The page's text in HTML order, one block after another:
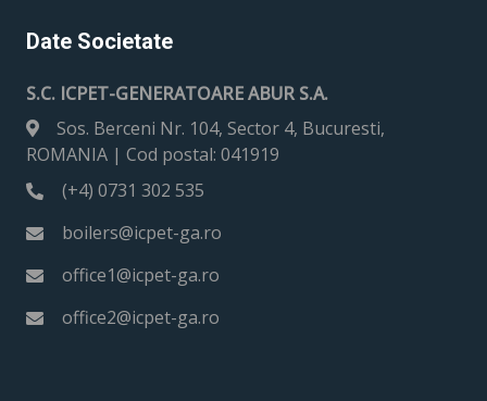
Date Societate
S.C. ICPET-GENERATOARE ABUR S.A.
Sos. Berceni Nr. 104, Sector 4, Bucuresti,
ROMANIA | Cod postal: 041919
(+4) 0731 302 535
boilers@icpet-ga.ro
office1@icpet-ga.ro
office2@icpet-ga.ro